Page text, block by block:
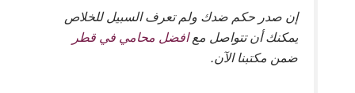
إن صدر حكم ضدك ولم تعرف السبيل للخلاص
يمكنك أن تتواصل معافضل محامي في قطر
ضمن مكتبنا الآن.